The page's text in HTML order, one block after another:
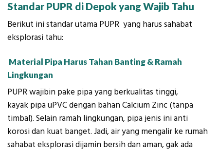
Standar PUPR di Depok yang Wajib Tahu
Berikut ini standar utama PUPR yang harus sahabat
eksplorasi tahu:
Material Pipa Harus Tahan Banting & Ramah
Lingkungan
PUPR wajibin pake pipa yang berkualitas tinggi,
kayak pipa uPVC dengan bahan Calcium Zinc (tanpa
timbal). Selain ramah lingkungan, pipa jenis ini anti
korosi dan kuat banget. Jadi, air yang mengalir ke rumah
sahabat eksplorasi dijamin bersih dan aman, gak ada